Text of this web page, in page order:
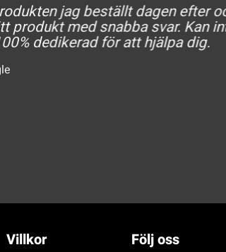
jag beställt dagen efter
med snabba svar. Kan
dedikerad för att hjälpa dig.
Villkor Följ oss